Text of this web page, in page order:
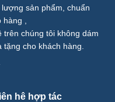
sản phẩm, chuẩn
,
trên chúng tôi không dám
cho khách hàng.
hê hợp tác